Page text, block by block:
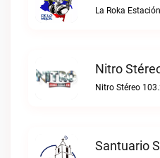
La Roka
Nitro
Nitro Stéreo
Santuario